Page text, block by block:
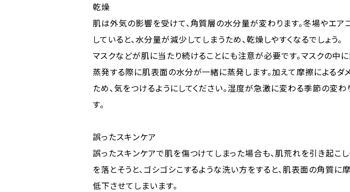
乾燥
肌は外気の影響を受けて、角質層の水分量が変わります。冬場やエア
していると、水分量が減少してしまうため、乾燥しやすくなるでしょう。
マスクなどが肌に当たり続けることにも注意が必要です。マスクの中
蒸発する際に肌表面の水分が一緒に蒸発します。加えて摩擦によるダ
ため、気をつけるようにしてください。湿度が急激に変わる季節の変
す。
誤ったスキンケア
誤ったスキンケアで肌を傷つけてしまった場合も、肌荒れを引き起こ
を落とそうと、ゴシゴシこするような洗い方をすると、肌表面の角質に
低下させてしまいます。